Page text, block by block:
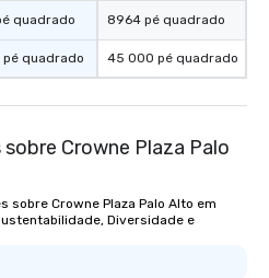
quadrado
pé quadrado
8964 pé quadrado
45 000 pé quadrado
Crowne Plaza Palo
Crowne Plaza Palo Alto em
Diversidade e